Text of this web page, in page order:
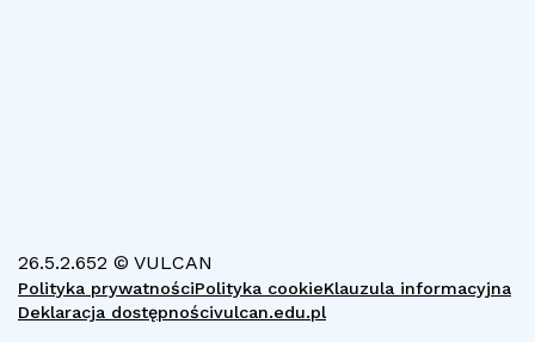
26.5.2.652 © VULCAN
Polityka prywatnościPolityka cookieKlauzula informacyjna
Deklaracja dostępnościvulcan.edu.pl